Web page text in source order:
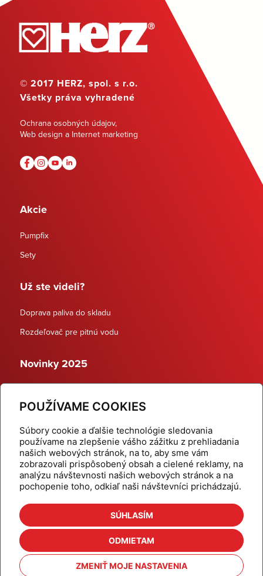
POUŽÍVAME COOKIES
Súbory cookie a ďalšie technológie sledovania
používame na zlepšenie vášho zážitku z prehliadania
našich webových stránok, na to, aby sme vám
zobrazovali prispôsobený obsah a cielené reklamy, na
analýzu návštevnosti našich webových stránok a na
pochopenie toho, odkiaľ naši návštevníci prichádzajú.
SÚHLASÍM
ODMIETAM
ZMENIŤ MOJE NASTAVENIA
© 2017 HERZ, spol. s r.o.
Všetky práva vyhradené
Ochrana osobných údajov,
Web design a Internet marketing
Akcie
Pumpfix
Sety
Už ste videli?
Doprava paliva do skladu
Rozdeľovač pre pitnú vodu
Novinky 2025
Dynamické termostatické ventily
Domov
Produkty
Aktuality
Odber šikovné tipy
Kalkulačky
Cenníky
Na stiahnutie
Referencie
Kontakt